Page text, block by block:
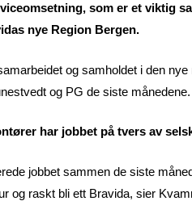
som er et viktig
nye Region Bergen.
og samholdet i den
og PG de siste månedene.
har jobbet på tvers av
jobbet sammen de siste
og raskt bli ett Bravida, sier